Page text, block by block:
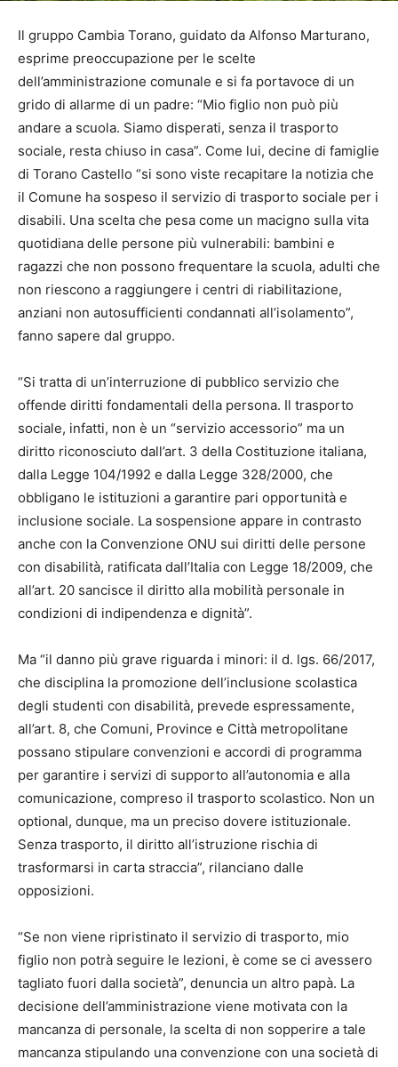
Il gruppo Cambia Torano, guidato da Alfonso Marturano,
esprime preoccupazione per le scelte
dell’amministrazione comunale e si fa portavoce di un
grido di allarme di un padre: “Mio figlio non può più
andare a scuola. Siamo disperati, senza il trasporto
sociale, resta chiuso in casa”. Come lui, decine di famiglie
di Torano Castello “si sono viste recapitare la notizia che
il Comune ha sospeso il servizio di trasporto sociale per i
disabili. Una scelta che pesa come un macigno sulla vita
quotidiana delle persone più vulnerabili: bambini e
ragazzi che non possono frequentare la scuola, adulti che
non riescono a raggiungere i centri di riabilitazione,
anziani non autosufficienti condannati all’isolamento”,
fanno sapere dal gruppo.
“Si tratta di un’interruzione di pubblico servizio che
offende diritti fondamentali della persona. Il trasporto
sociale, infatti, non è un “servizio accessorio” ma un
diritto riconosciuto dall’art. 3 della Costituzione italiana,
dalla Legge 104/1992 e dalla Legge 328/2000, che
obbligano le istituzioni a garantire pari opportunità e
inclusione sociale. La sospensione appare in contrasto
anche con la Convenzione ONU sui diritti delle persone
con disabilità, ratificata dall’Italia con Legge 18/2009, che
all’art. 20 sancisce il diritto alla mobilità personale in
condizioni di indipendenza e dignità”.
Ma “il danno più grave riguarda i minori: il d. lgs. 66/2017,
che disciplina la promozione dell’inclusione scolastica
degli studenti con disabilità, prevede espressamente,
all’art. 8, che Comuni, Province e Città metropolitane
possano stipulare convenzioni e accordi di programma
per garantire i servizi di supporto all’autonomia e alla
comunicazione, compreso il trasporto scolastico. Non un
optional, dunque, ma un preciso dovere istituzionale.
Senza trasporto, il diritto all’istruzione rischia di
trasformarsi in carta straccia”, rilanciano dalle
opposizioni.
“Se non viene ripristinato il servizio di trasporto, mio
figlio non potrà seguire le lezioni, è come se ci avessero
tagliato fuori dalla società”, denuncia un altro papà. La
decisione dell’amministrazione viene motivata con la
mancanza di personale, la scelta di non sopperire a tale
mancanza stipulando una convenzione con una società di